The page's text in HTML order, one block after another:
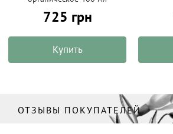
725 грн
Купить
ОТЗЫВЫ ПОКУПАТЕЛЕЙ